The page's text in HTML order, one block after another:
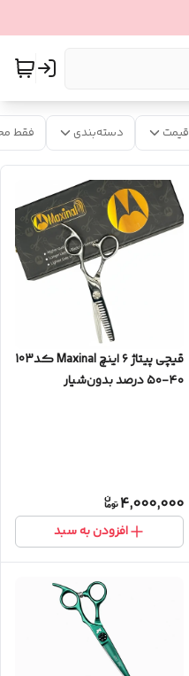
قیمت دسته‌بندی فقط
قیچی‌ پیتاژ ۶ اینچ Maxinal کد103
۴۰-۵۰ درصد بدون‌شیار
4,000,000
افزودن به سبد